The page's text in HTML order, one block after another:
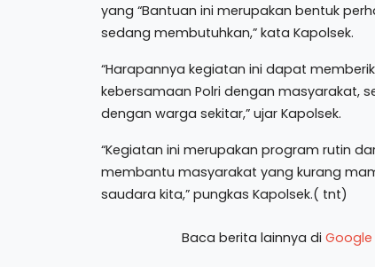
yang “Bantuan ini merupakan bentuk
sedang membutuhkan,” kata Kapolsek.
“Harapannya kegiatan ini dapat
kebersamaan Polri dengan masyarakat,
dengan warga sekitar,” ujar Kapolsek.
“Kegiatan ini merupakan program rutin
membantu masyarakat yang kurang
saudara kita,” pungkas Kapolsek.( tnt)
Baca berita lainnya di Google